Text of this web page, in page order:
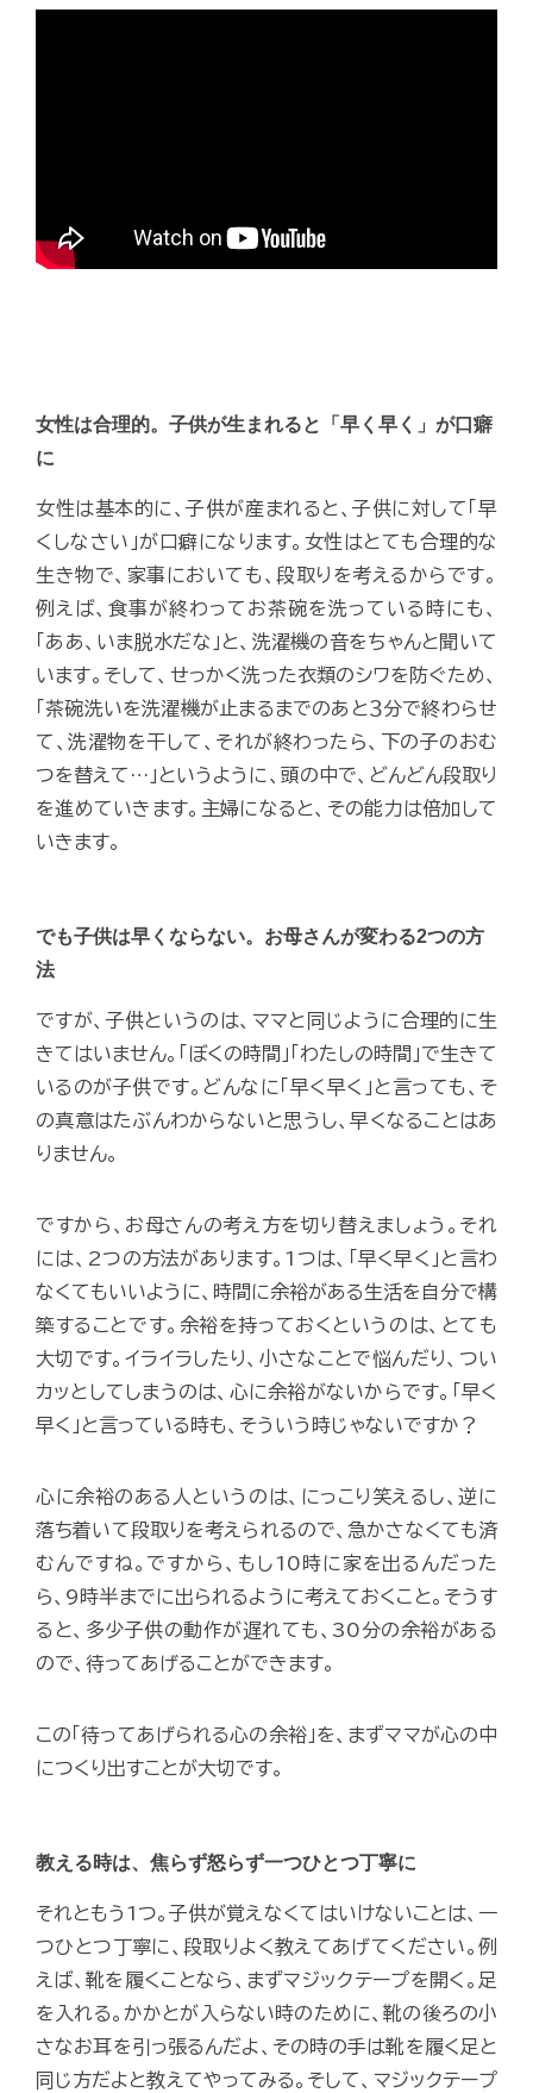
女性は合理的。子供が生まれると「早く早く」が口癖
に
女性は基本的に、子供が産まれると、子供に対して「早
くしなさい」が口癖になります。女性はとても合理的な
生き物で、家事においても、段取りを考えるからです。
例えば、食事が終わってお茶碗を洗っている時にも、
「ああ、いま脱水だな」と、洗濯機の音をちゃんと聞いて
います。そして、せっかく洗った衣類のシワを防ぐため、
「茶碗洗いを洗濯機が止まるまでのあと３分で終わらせ
て、洗濯物を干して、それが終わったら、下の子のおむ
つを替えて…」というように、頭の中で、どんどん段取り
を進めていきます。主婦になると、その能力は倍加して
いきます。
でも子供は早くならない。お母さんが変わる2つの方
法
ですが、子供というのは、ママと同じように合理的に生
きてはいません。「ぼくの時間」「わたしの時間」で生きて
いるのが子供です。どんなに「早く早く」と言っても、そ
の真意はたぶんわからないと思うし、早くなることはあ
りません。
ですから、お母さんの考え方を切り替えましょう。それ
には、2つの方法があります。1つは、「早く早く」と言わ
なくてもいいように、時間に余裕がある生活を自分で構
築することです。余裕を持っておくというのは、とても
大切です。イライラしたり、小さなことで悩んだり、つい
カッとしてしまうのは、心に余裕がないからです。「早く
早く」と言っている時も、そういう時じゃないですか？
心に余裕のある人というのは、にっこり笑えるし、逆に
落ち着いて段取りを考えられるので、急かさなくても済
むんですね。ですから、もし10時に家を出るんだった
ら、9時半までに出られるように考えておくこと。そうす
ると、多少子供の動作が遅れても、30分の余裕がある
ので、待ってあげることができます。
この「待ってあげられる心の余裕」を、まずママが心の中
につくり出すことが大切です。
教える時は、焦らず怒らず一つひとつ丁寧に
それともう1つ。子供が覚えなくてはいけないことは、一
つひとつ丁寧に、段取りよく教えてあげてください。例
えば、靴を履くことなら、まずマジックテープを開く。足
を入れる。かかとが入らない時のために、靴の後ろの小
さなお耳を引っ張るんだよ、その時の手は靴を履く足と
同じ方だよと教えてやってみる。そして、マジックテープ